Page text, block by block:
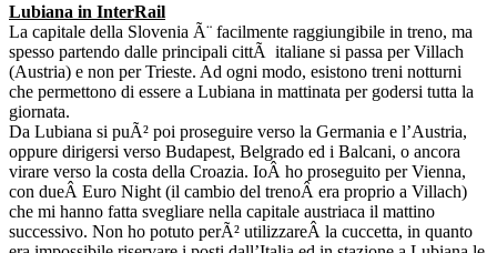
Lubiana in InterRail
La capitale della Slovenia Ã¨ facilmente raggiungibile in treno, ma
spesso partendo dalle principali cittÃ italiane si passa per Villach
(Austria) e non per Trieste. Ad ogni modo, esistono treni notturni
che permettono di essere a Lubiana in mattinata per godersi tutta la
giornata.
Da Lubiana si puÃ² poi proseguire verso la Germania e l’Austria,
oppure dirigersi verso Budapest, Belgrado ed i Balcani, o ancora
virare verso la costa della Croazia. IoÂ ho proseguito per Vienna,
con dueÂ Euro Night (il cambio del trenoÂ era proprio a Villach)
che mi hanno fatta svegliare nella capitale austriaca il mattino
successivo. Non ho potuto perÃ² utilizzareÂ la cuccetta, in quanto